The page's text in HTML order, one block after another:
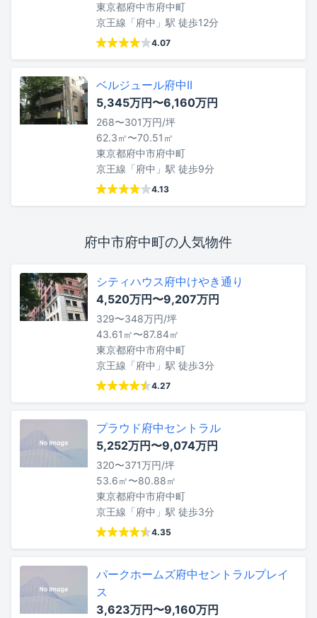
東京都府中市府中町
京王線「府中」駅 徒歩12分
4.07
ベルジュール府中II
5,345万円〜6,160万円
268〜301万円/坪
62.3㎡〜70.51㎡
東京都府中市府中町
京王線「府中」駅 徒歩9分
4.13
府中市府中町の人気物件
シティハウス府中けやき通り
4,520万円〜9,207万円
329〜348万円/坪
43.61㎡〜87.84㎡
東京都府中市府中町
京王線「府中」駅 徒歩3分
4.27
プラウド府中セントラル
5,252万円〜9,074万円
320〜371万円/坪
53.6㎡〜80.88㎡
東京都府中市府中町
京王線「府中」駅 徒歩3分
4.35
パークホームズ府中セントラルプレイ
ス
3,623万円〜9,160万円